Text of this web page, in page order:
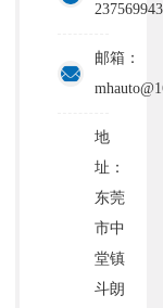
邮箱：
地
址：
东莞
市中
堂镇
斗朗